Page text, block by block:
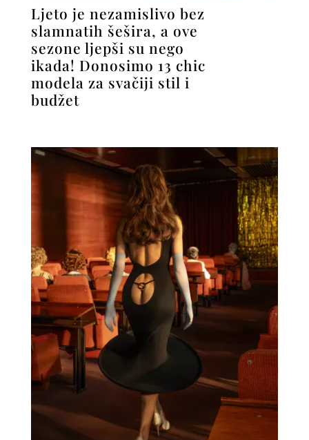
Ljeto je nezamislivo bez
slamnatih šešira, a ove
sezone ljepši su nego
ikada! Donosimo 13 chic
modela za svačiji stil i
budžet